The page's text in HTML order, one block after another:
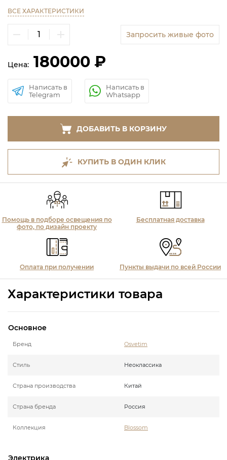
ВСЕ ХАРАКТЕРИСТИКИ
Запросить живые фото
Цена: 180000 ₽
Написать в
Telegram
Написать в
Whatsapp
ДОБАВИТЬ В КОРЗИНУ
КУПИТЬ В ОДИН КЛИК
Помощь в подборе освещения по
фото, по дизайн проекту
Бесплатная доставка
Оплата при получении Пункты выдачи по всей России
Характеристики товара
Основное
Бренд Osvetim
Стиль Неоклассика
Страна производства Китай
Страна бренда Россия
Коллекция Blossom
Электрика